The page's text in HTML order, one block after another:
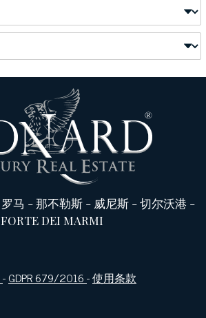
罗马 -那不勒斯- 威尼斯-切尔沃港 -
FORTE DEI MARMI
-GDPR 679/2016-使用条款